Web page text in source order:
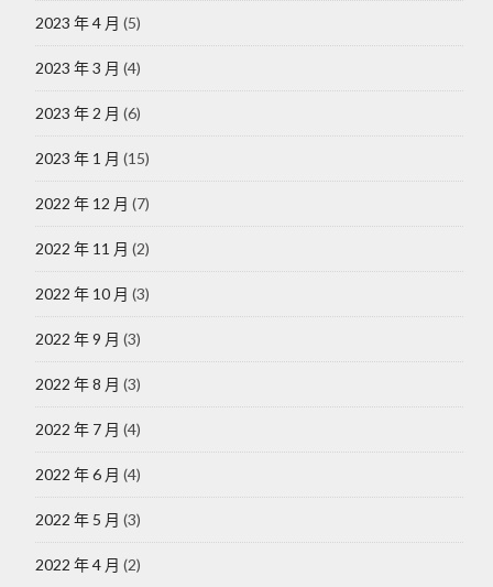
2023 年 4 月 (5)
2023 年 3 月 (4)
2023 年 2 月 (6)
2023 年 1 月 (15)
2022 年 12 月 (7)
2022 年 11 月 (2)
2022 年 10 月 (3)
2022 年 9 月 (3)
2022 年 8 月 (3)
2022 年 7 月 (4)
2022 年 6 月 (4)
2022 年 5 月 (3)
2022 年 4 月 (2)